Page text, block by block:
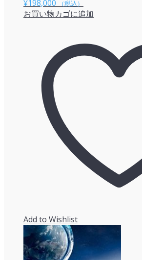
¥198,000 （税込）
お買い物カゴに追加
Add to Wishlist